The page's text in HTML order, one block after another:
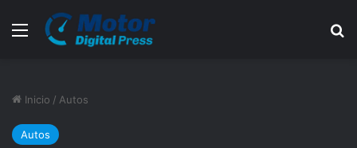
Menú
Inicio / Autos
Autos